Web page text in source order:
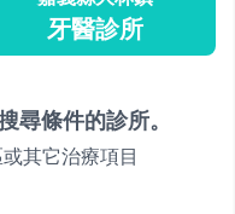
牙醫診所
尋條件的診所。
其它治療項目